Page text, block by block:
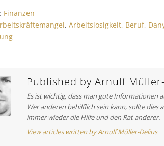
Finanzen
, Arbeitslosigkeit, Beruf,
Published by Arnulf
Es ist wichtig, dass man gute Informationen
Wer anderen behilflich sein kann, sollte
immer wieder die Hilfe und den Rat anderer.
View articles written by Arnulf Müller-Delius